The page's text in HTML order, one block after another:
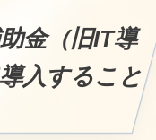
金（旧IT導
入すること